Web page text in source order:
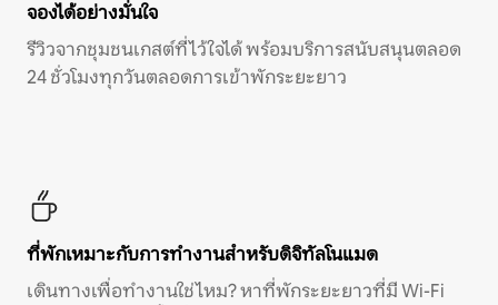
จองได้อย่างมั่นใจ
รีวิวจากชุมชนเกสต์ที่ไว้ใจได้ พร้อมบริการสนับสนุนตลอด
24 ชั่วโมงทุกวันตลอดการเข้าพักระยะยาว
ที่พักเหมาะกับการทำงานสำหรับดิจิทัลโนแมด
เดินทางเพื่อทำงานใช่ไหม? หาที่พักระยะยาวที่มี Wi-Fi